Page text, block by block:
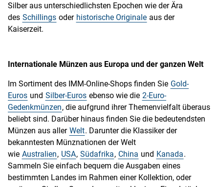
Silber aus unterschiedlichsten Epochen wie der Ära
des Schillings oder historische Originale aus der
Kaiserzeit.
Internationale Münzen aus Europa und der ganzen Welt
Im Sortiment des IMM-Online-Shops finden Sie Gold-
Euros und Silber-Euros ebenso wie die 2-Euro-
Gedenkmünzen, die aufgrund ihrer Themenvielfalt überaus
beliebt sind. Darüber hinaus finden Sie die bedeutendsten
Münzen aus aller Welt. Darunter die Klassiker der
bekanntesten Münznationen der Welt
wie Australien, USA, Südafrika, China und Kanada.
Sammeln Sie einfach bequem die Ausgaben eines
bestimmten Landes im Rahmen einer Kollektion, oder